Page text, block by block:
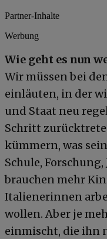
Partner-Inhalte
Werbung
Wie geht es nun
Wir müssen bei
einläuten, in der
und Staat neu
Schritt
kümmern, was
Schule,
brauchen mehr
Italienerinnen
wollen. Aber je
einmischt, die ihn